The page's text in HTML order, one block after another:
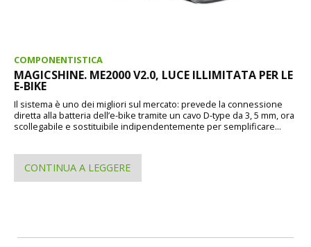
COMPONENTISTICA
MAGICSHINE. ME2000 V2.0, LUCE ILLIMITATA PER LE
E-BIKE
Il sistema è uno dei migliori sul mercato: prevede la connessione
diretta alla batteria dell’e-bike tramite un cavo D-type da 3, 5 mm, ora
scollegabile e sostituibile indipendentemente per semplificare...
CONTINUA A LEGGERE